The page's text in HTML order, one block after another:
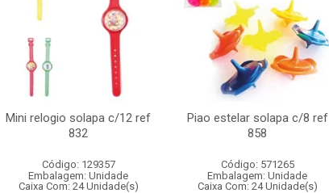
Mini relogio solapa c/12 ref
832
Código: 129357
Embalagem: Unidade
Caixa Com: 24 Unidade(s)
Piao estelar solapa c/8 ref
858
Código: 571265
Embalagem: Unidade
Caixa Com: 24 Unidade(s)